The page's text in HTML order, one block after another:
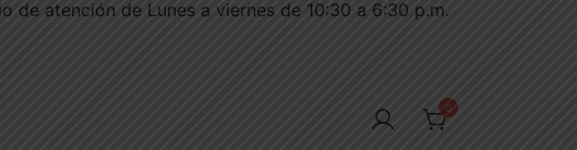
de atención de Lunes a viernes de 10:30 a 6:30 p.m.
0